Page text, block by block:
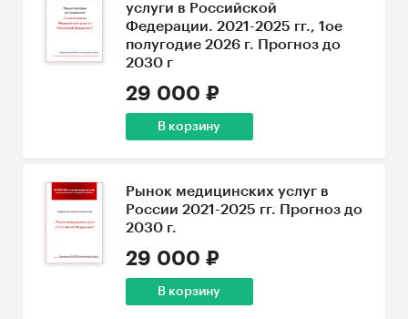
услуги в Российской
Федерации. 2021-2025 гг., 1ое
полугодие 2026 г. Прогноз до
2030 г
29 000 ₽
В корзину
Рынок медицинских услуг в
России 2021-2025 гг. Прогноз до
2030 г.
29 000 ₽
В корзину